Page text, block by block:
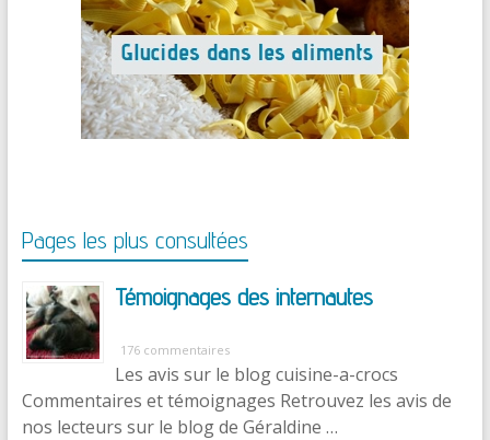
Pages les plus consultées
Témoignages des internautes
176 commentaires
Les avis sur le blog cuisine-a-crocs
Commentaires et témoignages Retrouvez les avis de
nos lecteurs sur le blog de Géraldine …